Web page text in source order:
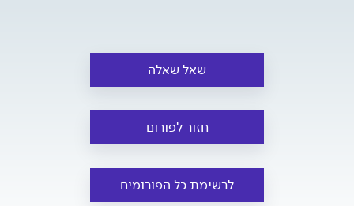
שאל שאלה
חזור לפורום
לרשימת כל הפורומים